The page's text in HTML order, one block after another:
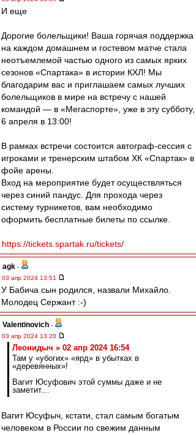
И еще
Дорогие болельщики! Ваша горячая поддержка
на каждом домашнем и гостевом матче стала
неотъемлемой частью одного из самых ярких
сезонов «Спартака» в истории КХЛ! Мы
благодарим вас и приглашаем самых лучших
болельщиков в мире на встречу с нашей
командой — в «Мегаспорте», уже в эту субботу,
6 апреля в 13:00!
В рамках встречи состоится автограф-сессия с
игроками и тренерским штабом ХК «Спартак» в
фойе арены.
Вход на мероприятие будет осуществляться
через синий пандус. Для прохода через
систему турникетов, вам необходимо
оформить бесплатные билеты по ссылке.
https://tickets.spartak.ru/tickets/
agk -
03 апр 2024 13:51
У Бабича сын родился, назвали Михайло.
Молодец Сержант :-)
Valentinovich -
03 апр 2024 13:20
Леонидыч » 02 апр 2024 16:54
Там у «убогих» «ярд» в убытках в
«деревянных»!
Вагит Юсуфович этой суммы даже и не
заметит…
Вагит Юсуфыч, кстати, стал самым богатым
человеком в России по свежим данным